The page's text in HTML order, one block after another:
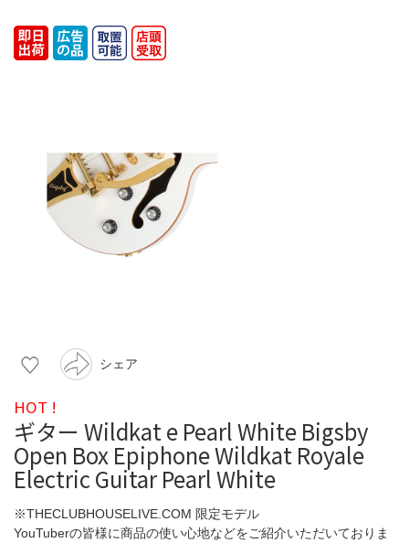
シェア
HOT !
ギター Wildkat e Pearl White Bigsby
Open Box Epiphone Wildkat Royale
Electric Guitar Pearl White
※THECLUBHOUSELIVE.COM 限定モデル
YouTuberの皆様に商品の使い心地などをご紹介いただいておりま